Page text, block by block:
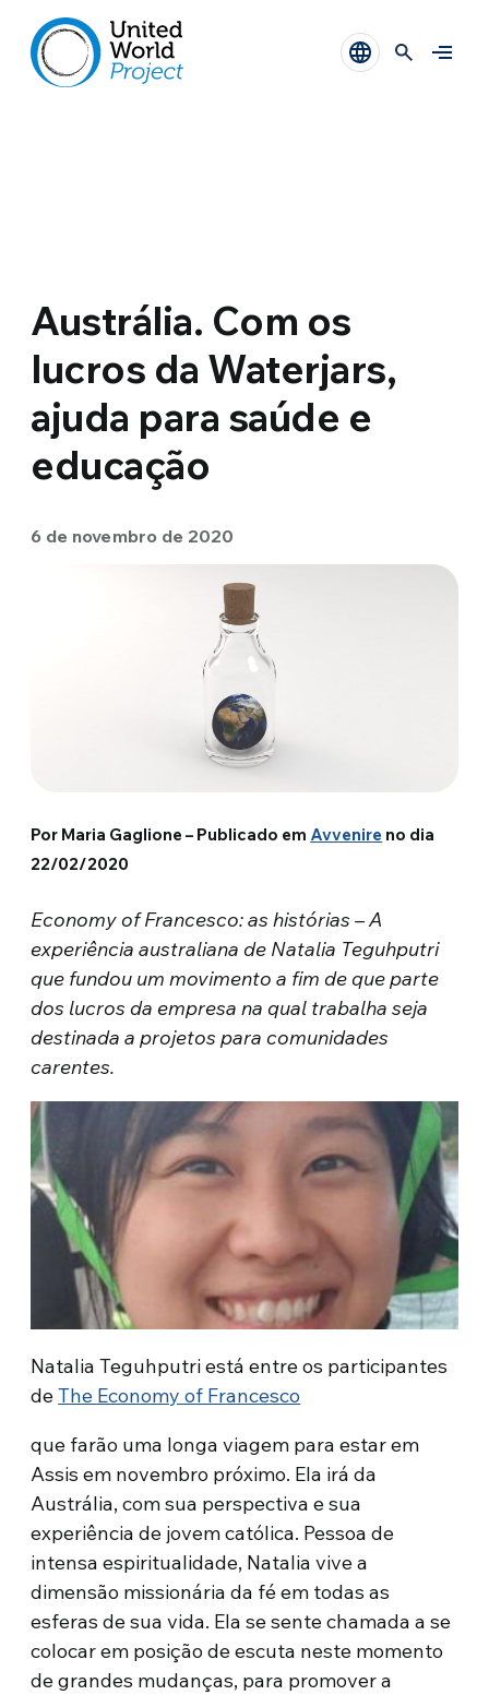
Austrália. Com os
lucros da Waterjars,
ajuda para saúde e
educação
6 de novembro de 2020
Por Maria Gaglione – Publicado em Avvenire no dia
22/02/2020
Economy of Francesco: as histórias – A
experiência australiana de Natalia Teguhputri
que fundou um movimento a fim de que parte
dos lucros da empresa na qual trabalha seja
destinada a projetos para comunidades
carentes.
Natalia Teguhputri está entre os participantes
deThe Economy of Francesco
que farão uma longa viagem para estar em
Assis em novembro próximo. Ela irá da
Austrália, com sua perspectiva e sua
experiência de jovem católica. Pessoa de
intensa espiritualidade, Natalia vive a
dimensão missionária da fé em todas as
esferas de sua vida. Ela se sente chamada a se
colocar em posição de escuta neste momento
de grandes mudanças, para promover a